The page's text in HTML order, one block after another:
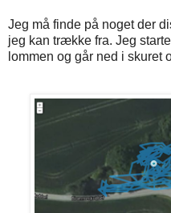
Jeg må finde på noget der
jeg kan trække fra. Jeg
lommen og går ned i